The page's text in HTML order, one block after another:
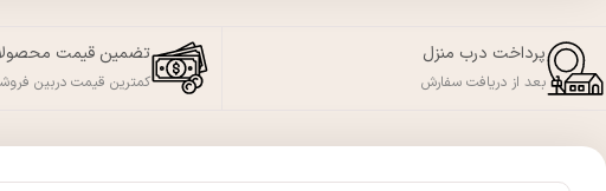
پرداخت درب منزل
بعد از دریافت سفارش
تضمین قیمت
کمترین قیمت دربین